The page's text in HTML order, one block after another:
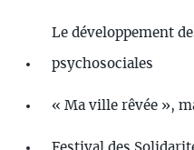
Le développement
psychosociales
« Ma ville rêvée »,